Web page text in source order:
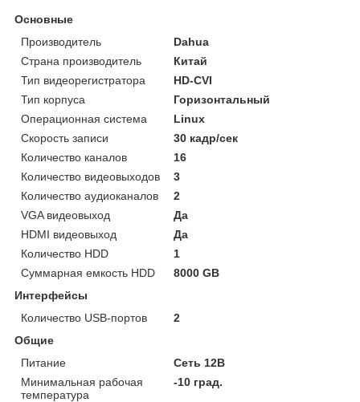
Основные
Производитель
Dahua
Страна производитель
Китай
Тип видеорегистратора
HD-CVI
Тип корпуса
Горизонтальный
Операционная система
Linux
Скорость записи
30 кадр/сек
Количество каналов
16
Количество видеовыходов
3
Количество аудиоканалов
2
VGA видеовыход
Да
HDMI видеовыход
Да
Количество HDD
1
Суммарная емкость HDD
8000 GB
Интерфейсы
Количество USB-портов
2
Общие
Питание
Сеть 12В
Минимальная рабочая
температура
-10 град.